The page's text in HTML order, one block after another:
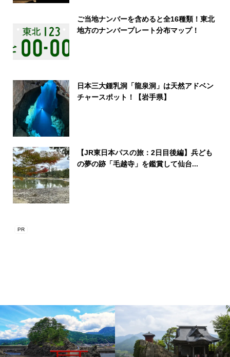
ご当地ナンバーを含めると全16種類！東北
地方のナンバープレート分布マップ！
日本三大鍾乳洞「龍泉洞」は天然アドベン
チャースポット！【岩手県】
【JR東日本パスの旅：2日目後編】兵ども
の夢の跡「毛越寺」を鑑賞して仙台...